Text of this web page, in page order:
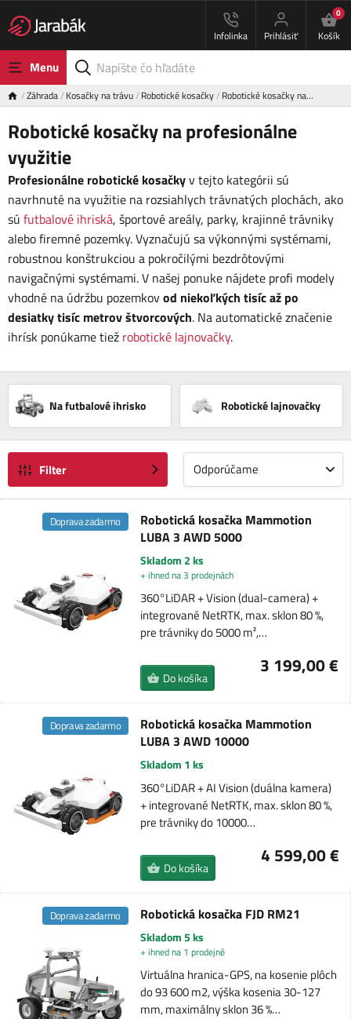
Infolinka Prihlásiť
0
Košík
Menu
Záhrada Kosačky na trávu Robotické kosačky Robotické kosačky na…
Robotické kosačky na profesionálne
využitie
Profesionálne robotické kosačkyv tejto kategórii sú
navrhnuté na využitie na rozsiahlych trávnatých plochách, ako
sú futbalové ihriská, športové areály, parky, krajinné trávniky
alebo firemné pozemky. Vyznačujú sa výkonnými systémami,
robustnou konštrukciou a pokročilými bezdrôtovými
navigačnými systémami. V našej ponuke nájdete profi modely
vhodné na údržbu pozemkovod niekoľkých tisíc až po
desiatky tisíc metrov štvorcových. Na automatické značenie
ihrísk ponúkame tiež robotické lajnovačky.
Na futbalové ihrisko Robotické lajnovačky
Filter Odporúčame
Robotická kosačka Mammotion
LUBA 3 AWD 5000
Doprava zadarmo
Skladom 2 ks
+ ihned na 3 prodejnách
360°LiDAR + Vision (dual-camera) +
integrované NetRTK, max. sklon 80 %,
pre trávniky do 5000 m²,…
3 199,00 €
Do košíka
Robotická kosačka Mammotion
LUBA 3 AWD 10000
Doprava zadarmo
Skladom 1 ks
360°LiDAR + AI Vision (duálna kamera)
+ integrované NetRTK, max. sklon 80 %,
pre trávniky do 10000…
4 599,00 €
Do košíka
Robotická kosačka FJD RM21
Doprava zadarmo
Skladom 5 ks
+ ihned na 1 prodejně
Virtuálna hranica-GPS, na kosenie plôch
do 93 600 m2, výška kosenia 30-127
mm, maximálny sklon 36 %…